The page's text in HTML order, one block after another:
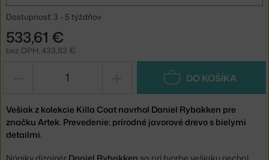
Dostupnosť: 3 - 5 týždňov
533,61 €
bez DPH: 433,83 €
DO KOŠÍKA
Vešiak z kolekcie Killa Coat navrhol Daniel Rybakken pre
značku Artek. Prevedenie: prírodné javorové drevo s bielymi
detailmi.